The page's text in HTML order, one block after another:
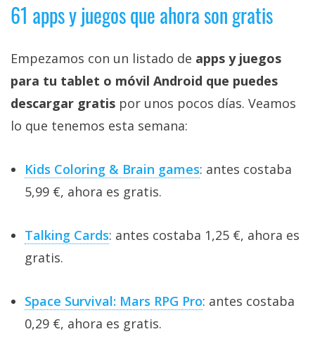
61 apps y juegos que ahora son gratis
Empezamos con un listado de apps y juegos
para tu tablet o móvil Android que puedes
descargar gratis por unos pocos días. Veamos
lo que tenemos esta semana:
Kids Coloring & Brain games: antes costaba
5,99 €, ahora es gratis.
Talking Cards: antes costaba 1,25 €, ahora es
gratis.
Space Survival: Mars RPG Pro: antes costaba
0,29 €, ahora es gratis.